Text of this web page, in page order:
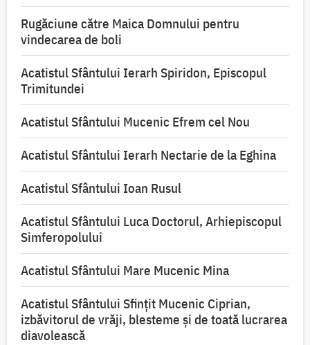
Rugăciune către Maica Domnului pentru
vindecarea de boli
Acatistul Sfântului Ierarh Spiridon, Episcopul
Trimitundei
Acatistul Sfântului Mucenic Efrem cel Nou
Acatistul Sfântului Ierarh Nectarie de la Eghina
Acatistul Sfântului Ioan Rusul
Acatistul Sfântului Luca Doctorul, Arhiepiscopul
Simferopolului
Acatistul Sfântului Mare Mucenic Mina
Acatistul Sfântului Sfințit Mucenic Ciprian,
izbăvitorul de vrăji, blesteme și de toată lucrarea
diavolească